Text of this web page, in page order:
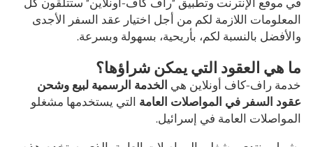
في موقع الإنترنت وتطبيق "راف كاف-أونلاين" ستتلقون كل
المعلومات اللازمة لكم من أجل اختيار عقد السفر الأجدى
والأفضل بالنسبة لكم، بأريحية، بسهولة وبسرعة.
ما هي العقود التي يمكن شراؤها؟
خدمة راف-كاف أونلاين هي الخدمة الرسمية لبيع وشحن
عقود السفر في المواصلات العامة التي يستخدمها مشغلو
المواصلات العامة في إسرائيل.